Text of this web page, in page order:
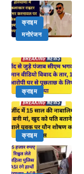
क्राइम
मनोरंजन
क्राइम
क्राइम